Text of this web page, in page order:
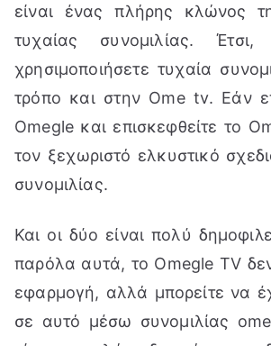
είναι ένας πλήρης κλώνος
τυχαίας συνομιλίας.
χρησιμοποιήσετε τυχαία
τρόπο και στην Ome tv. Εάν
Omegle και επισκεφθείτε το
τον ξεχωριστό ελκυστικό
συνομιλίας.
Και οι δύο είναι πολύ
παρόλα αυτά, το Omegle TV
εφαρμογή, αλλά μπορείτε να
σε αυτό μέσω συνομιλίας